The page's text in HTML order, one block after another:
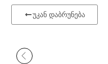
უკან დაბრუნება